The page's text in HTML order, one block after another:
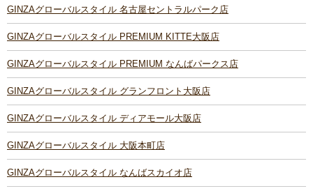
GINZAグローバルスタイル 名古屋セントラルパーク店
GINZAグローバルスタイル PREMIUM KITTE大阪店
GINZAグローバルスタイル PREMIUM なんばパークス店
GINZAグローバルスタイル グランフロント大阪店
GINZAグローバルスタイル ディアモール大阪店
GINZAグローバルスタイル 大阪本町店
GINZAグローバルスタイル なんばスカイオ店